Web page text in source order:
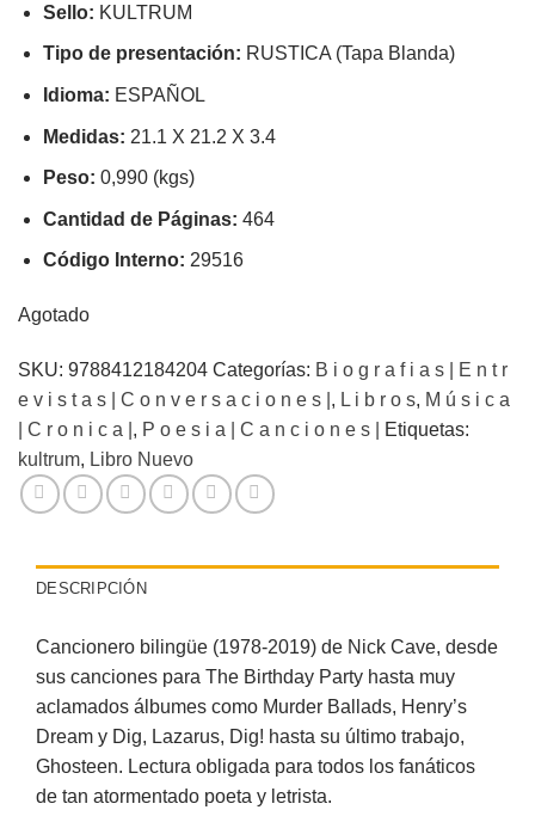
Sello: KULTRUM
Tipo de presentación: RUSTICA (Tapa Blanda)
Idioma: ESPAÑOL
Medidas: 21.1 X 21.2 X 3.4
Peso: 0,990 (kgs)
Cantidad de Páginas: 464
Código Interno: 29516
Agotado
SKU: 9788412184204 Categorías: B i o g r a f i a s | E n t r
e v i s t a s | C o n v e r s a c i o n e s | , L i b r o s, M ú s i c a
| C r o n i c a | , P o e s i a | C a n c i o n e s |
Etiquetas:
kultrum, Libro Nuevo
DESCRIPCIÓN
Cancionero bilingüe (1978-2019) de Nick Cave, desde
sus canciones para The Birthday Party hasta muy
aclamados álbumes como Murder Ballads, Henry’s
Dream y Dig, Lazarus, Dig! hasta su último trabajo,
Ghosteen. Lectura obligada para todos los fanáticos
de tan atormentado poeta y letrista.